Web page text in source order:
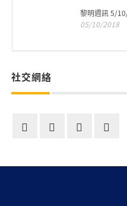
黎明週訊 5/
05/10/2018
社交網絡